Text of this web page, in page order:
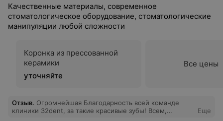
Качественные материалы, современное
стоматологическое оборудование, стоматологические
манипуляции любой сложности
Коронка из прессованной
керамики
уточняйте
Все цены
Отзыв. Огромнейшая Благодарность всей команде
клиники 32dent, за такие красивые зубы! Всем,
Еще